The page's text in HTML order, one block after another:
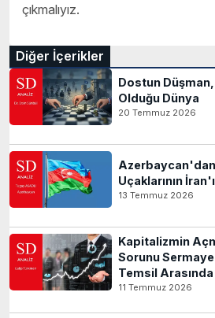
çıkmalıyız.
Diğer İçerikler
Dostun
Olduğu Dünya
20 Temmuz 2026
Azerbaycan'dan
Uçaklarının
13 Temmuz 2026
Kapitalizmin
Sorunu
Temsil
11 Temmuz 2026